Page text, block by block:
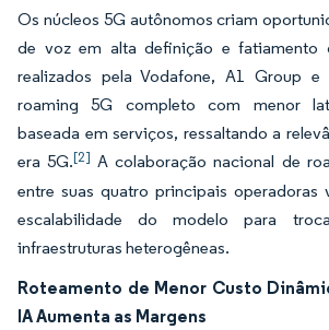
Os núcleos 5G autônomos criam
de voz em alta definição e fatiamento
realizados pela Vodafone, A1 Group e
roaming 5G completo com menor
baseada em serviços, ressaltando a
era 5G.[2] A colaboração nacional de
entre suas quatro principais operadoras
escalabilidade do modelo para
infraestruturas heterogêneas.
Roteamento de Menor Custo
IA Aumenta as Margens